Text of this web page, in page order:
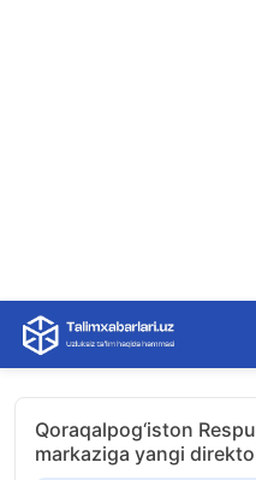
Skip
content
Qoraqalpog‘iston
markaziga yangi